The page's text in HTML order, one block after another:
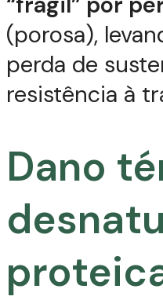
(porosa),
perda de
resistência à
Dano